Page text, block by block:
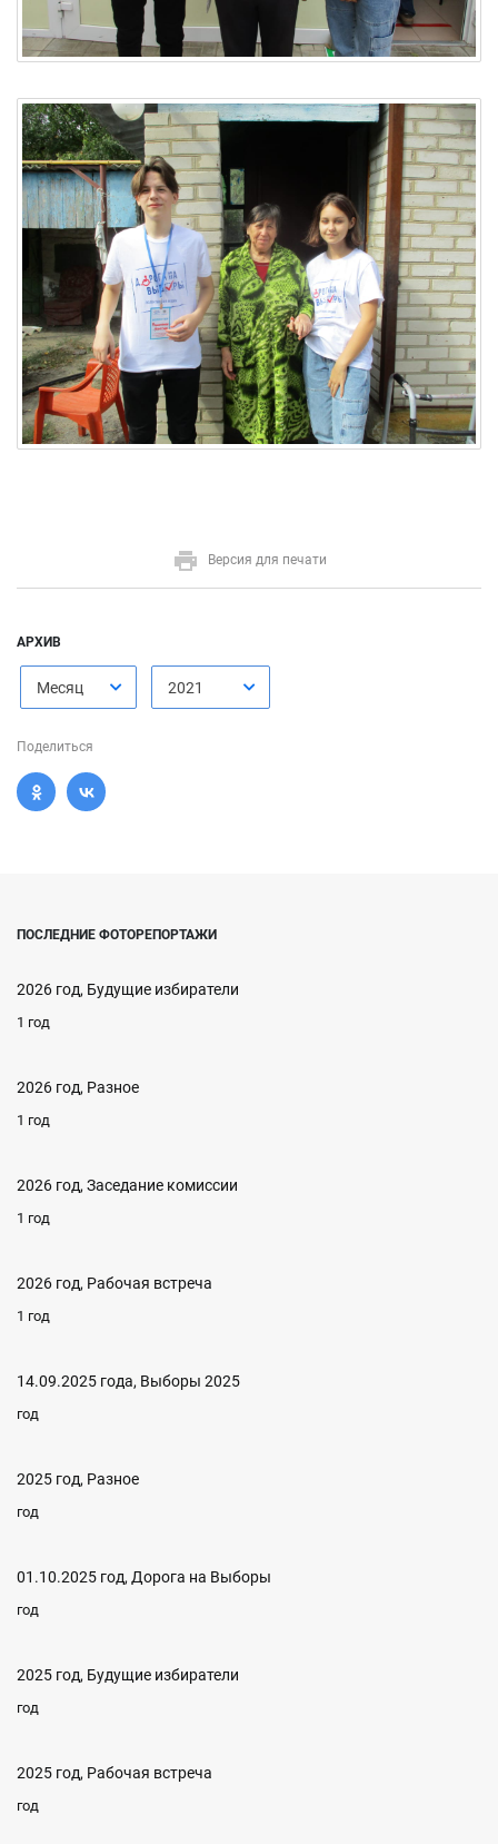
Версия для печати
АРХИВ
Месяц 2021
Поделиться
ПОСЛЕДНИЕ ФОТОРЕПОРТАЖИ
2026 год, Будущие избиратели
1 год
2026 год, Разное
1 год
2026 год, Заседание комиссии
1 год
2026 год, Рабочая встреча
1 год
14.09.2025 года, Выборы 2025
год
2025 год, Разное
год
01.10.2025 год, Дорога на Выборы
год
2025 год, Будущие избиратели
год
2025 год, Рабочая встреча
год